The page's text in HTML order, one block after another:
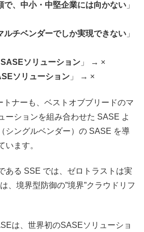
で、中小・中堅企業には向かない 」
ルチベンダーでしか実現できない 」
ソリューション 」 → ×
ソリューション 」 → ×
トナーも、ベストオブブリードのマ
ーションを組み合わせた SASE よ
シングルベンダー）の SASE を導
います。
ある SSE では、ゼロトラストは実
、境界型防御の”境界”クラウドリフ
は、世界初のSASEソリューショ